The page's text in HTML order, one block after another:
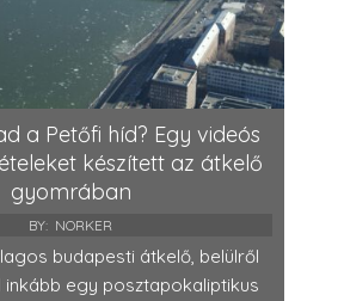
a Petőfi híd? Egy videós
készített az átkelő
gyomrában
BY: NORKER
budapesti átkelő, belülről
egy posztapokaliptikus